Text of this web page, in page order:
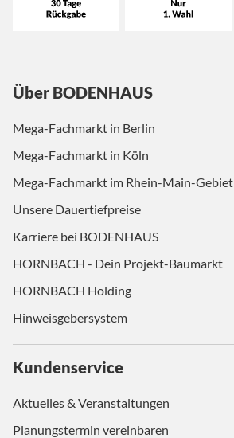
Über BODENHAUS
Mega-Fachmarkt in Berlin
Mega-Fachmarkt in Köln
Mega-Fachmarkt im Rhein-Main-Gebiet
Unsere Dauertiefpreise
Karriere bei BODENHAUS
HORNBACH - Dein Projekt-Baumarkt
HORNBACH Holding
Hinweisgebersystem
Kundenservice
Aktuelles & Veranstaltungen
Planungstermin vereinbaren